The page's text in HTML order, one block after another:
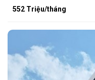
552 Triệu/tháng